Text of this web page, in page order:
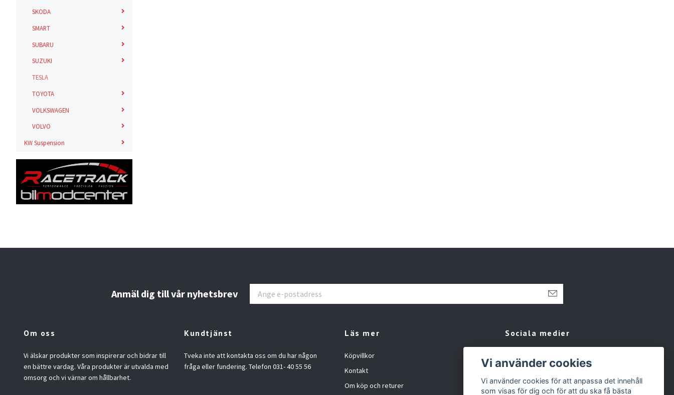
SKODA
SMART
SUBARU
SUZUKI
TESLA
TOYOTA
VOLKSWAGEN
VOLVO
KW Suspension
Anmäl dig till vår nyhetsbrev
Om oss
Vi älskar produkter som inspirerar och bidrar till
en bättre vardag. Våra produkter är utvalda med
omsorg och vi värnar om hållbarhet.
Kundtjänst
Tveka inte att kontakta oss om du har någon
fråga eller fundering. Telefon 031- 40 55 56
Läs mer
Köpvillkor
Kontakt
Om köp och returer
Sociala medier
Instagram
Tiktok
Vi använder cookies
Vi använder cookies för att anpassa det innehåll
som visas för dig och för att du ska få bästa